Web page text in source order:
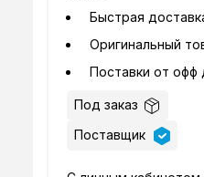
Быстрая
Оригинальный
Поставки от офф
Под заказ
Поставщик